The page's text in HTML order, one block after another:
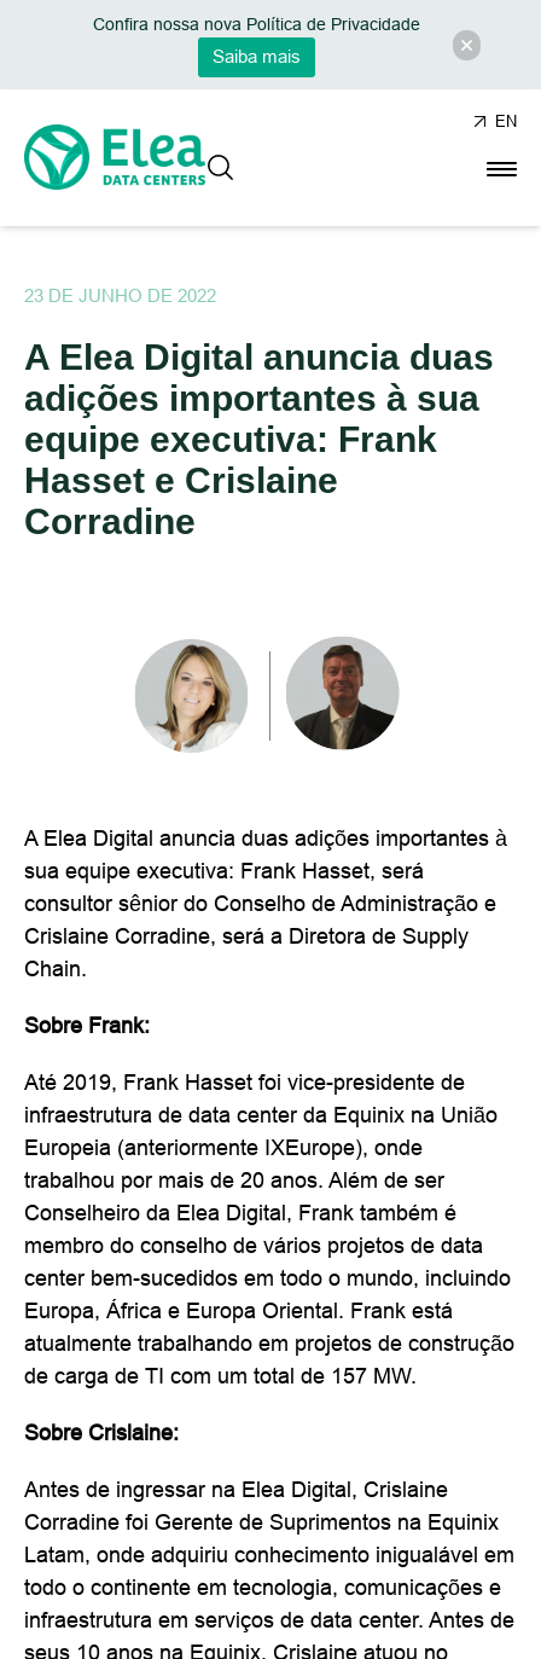
Confira nossa nova Política de Privacidade
Saiba mais
EN
23 DE JUNHO DE 2022
A Elea Digital anuncia duas
adições importantes à sua
equipe executiva: Frank
Hasset e Crislaine
Corradine
A Elea Digital anuncia duas adições importantes à
sua equipe executiva: Frank Hasset, será
consultor sênior do Conselho de Administração e
Crislaine Corradine, será a Diretora de Supply
Chain.
Sobre Frank:
Até 2019, Frank Hasset foi vice-presidente de
infraestrutura de data center da Equinix na União
Europeia (anteriormente IXEurope), onde
trabalhou por mais de 20 anos. Além de ser
Conselheiro da Elea Digital, Frank também é
membro do conselho de vários projetos de data
center bem-sucedidos em todo o mundo, incluindo
Europa, África e Europa Oriental. Frank está
atualmente trabalhando em projetos de construção
de carga de TI com um total de 157 MW.
Sobre Crislaine:
Antes de ingressar na Elea Digital, Crislaine
Corradine foi Gerente de Suprimentos na Equinix
Latam, onde adquiriu conhecimento inigualável em
todo o continente em tecnologia, comunicações e
infraestrutura em serviços de data center. Antes de
seus 10 anos na Equinix, Crislaine atuou no